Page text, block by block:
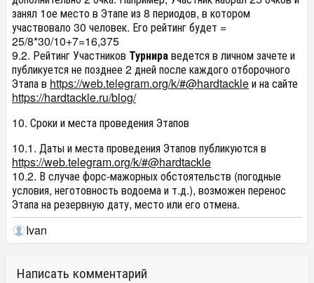
занял 1ое место в Этапе из 8 периодов, в котором
участвовало 30 человек. Его рейтинг будет =
25/8*30/10+7=16,375
9.2. Рейтинг Участников Турнираведется в личном зачете и
публикуется не позднее 2 дней после каждого отборочного
Этапа в https://web.telegram.org/k/#@hardtackleи на сайте
https://hardtackle.ru/blog/
10. Сроки и места проведения Этапов
10.1. Даты и места проведения Этапов публикуются в
https://web.telegram.org/k/#@hardtackle
10.2. В случае форс-мажорных обстоятельств (погодные
условия, неготовность водоема и т.д.), возможен перенос
Этапа на резервную дату, место или его отмена.
Ivan
Написать комментарий